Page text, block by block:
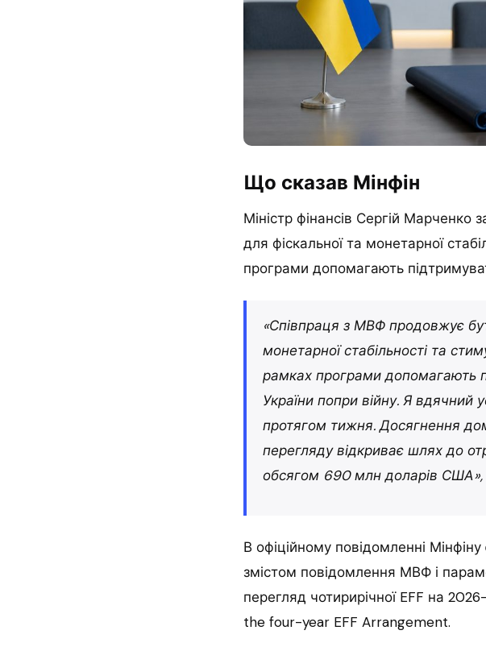
Що сказав Мінфін
Міністр фінансів Сергій
для фіскальної та монетарної
програми допомагають
«Співпраця з МВФ продовжує
монетарної стабільності та
рамках програми допомагають
України попри війну. Я вдячний
протягом тижня. Досягнення
перегляду відкриває шлях до
обсягом 690 млн доларів
В офіційному повідомленні
змістом повідомлення МВФ і
перегляд чотирирічної EFF на
the four-year EFF Arrangement.